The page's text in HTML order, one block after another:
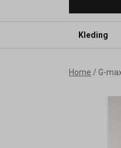
Kleding
Home G-